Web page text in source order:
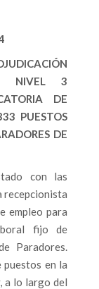
NIVEL 3
DE
PUESTOS
DE
con las
recepcionista
empleo para
fijo de
Paradores.
puestos en la
a lo largo del